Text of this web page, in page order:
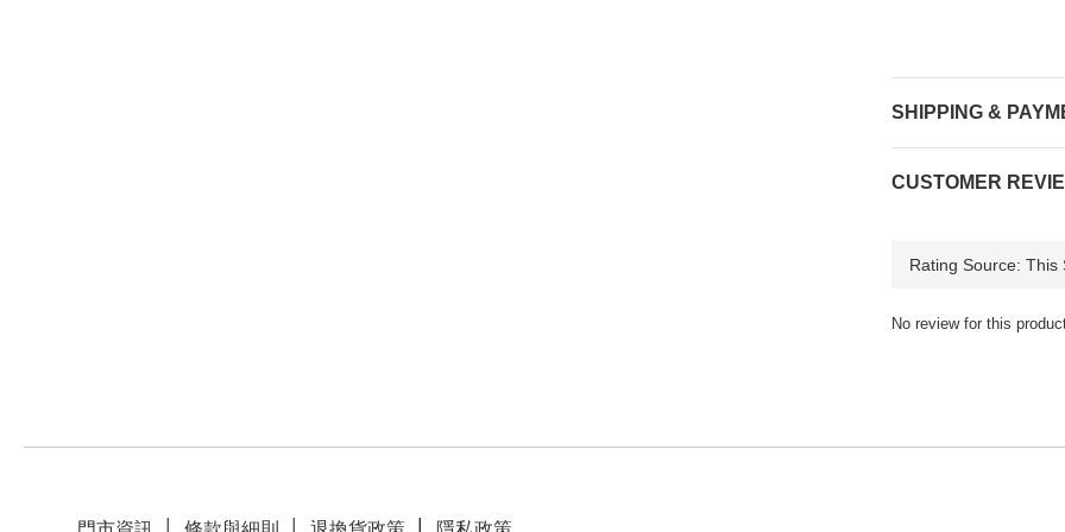
SHIPPING &
CUSTOMER
No review for this